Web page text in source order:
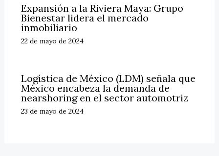
Expansión a la Riviera Maya: Grupo
Bienestar lidera el mercado
inmobiliario
22 de mayo de 2024
Logística de México (LDM) señala que
México encabeza la demanda de
nearshoring en el sector automotriz
23 de mayo de 2024